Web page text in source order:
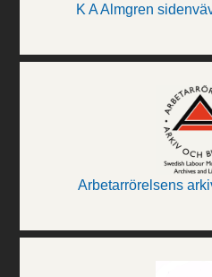
K A Almgren
Arbetarrörelsens